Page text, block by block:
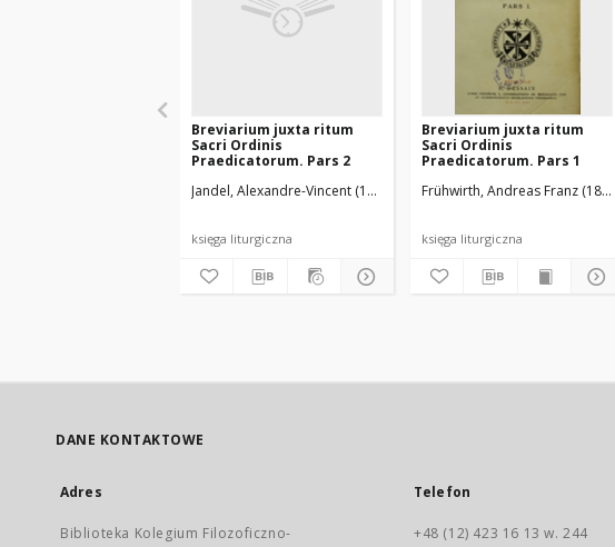
Breviarium juxta ritum
Sacri Ordinis
Praedicatorum. Pars 2
Jandel, Alexandre-Vincent (1810-1872) Ordo Fratrum Praedicatorum
księga liturgiczna
Breviarium juxta ritum
Sacri Ordinis
Praedicatorum. Pars 1
Frühwirth, Andreas Franz
księga liturgiczna
DANE KONTAKTOWE
Adres
Biblioteka Kolegium Filozoficzno-
Telefon
+48 (12) 423 16 13 w. 244